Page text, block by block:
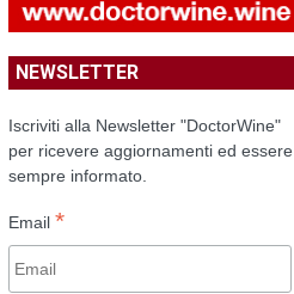
NEWSLETTER
Iscriviti alla Newsletter "DoctorWine"
per ricevere aggiornamenti ed essere
sempre informato.
Email *